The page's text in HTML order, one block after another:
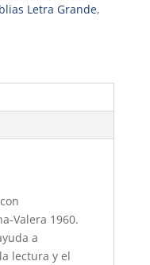
Letra Grande,
Valera 1960.
a
lectura y el